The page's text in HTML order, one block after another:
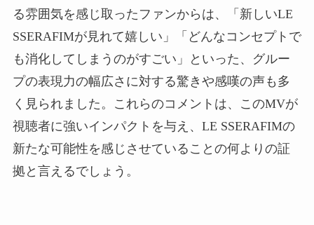
る雰囲気を感じ取ったファンからは、「新しいLE
SSERAFIMが見れて嬉しい」「どんなコンセプトで
も消化してしまうのがすごい」といった、グルー
プの表現力の幅広さに対する驚きや感嘆の声も多
く見られました。これらのコメントは、このMVが
視聴者に強いインパクトを与え、LE SSERAFIMの
新たな可能性を感じさせていることの何よりの証
拠と言えるでしょう。